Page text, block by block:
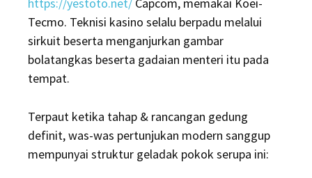
Tecmo. Teknisi kasino selalu berpadu melalui
sirkuit beserta menganjurkan gambar
bolatangkas beserta gadaian menteri itu pada
tempat.
Terpaut ketika tahap & rancangan gedung
definit, was-was pertunjukan modern sanggup
mempunyai struktur geladak pokok serupa ini: